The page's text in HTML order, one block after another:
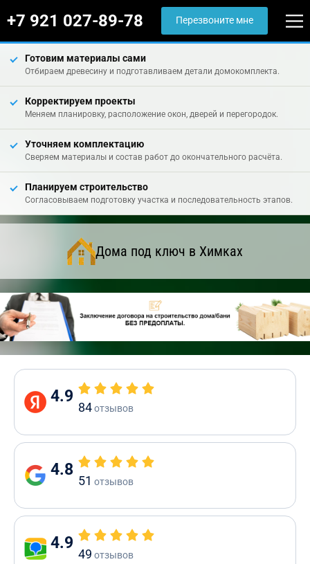
+7 921 027-89-78 Перезвоните мне
Готовим материалы сами
Отбираем древесину и подготавливаем детали домокомплекта.
Корректируем проекты
Меняем планировку, расположение окон, дверей и перегородок.
Уточняем комплектацию
Сверяем материалы и состав работ до окончательного расчёта.
Планируем строительство
Согласовываем подготовку участка и последовательность этапов.
Дома под ключ в Химках
4.9
84отзывов
4.8
51 отзывов
4.9
49 отзывов